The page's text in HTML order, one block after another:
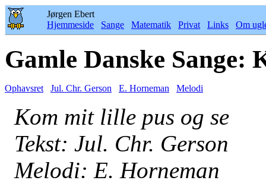
Jørgen Ebert
Hjemmeside
Sange Matematik Privat Links Om
Gamle Danske Sange:
Ophavsret Jul. Chr. Gerson E. Horneman Melodi
Kom mit lille pus og se
Tekst: Jul. Chr. Gerson
Melodi: E. Horneman